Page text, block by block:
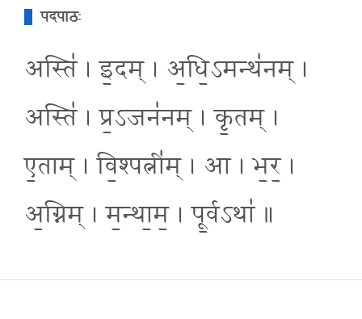
पदपाठः
अस्ति॑ । इ॒दम् । अ॒धि॒ऽमन्थ॑नम् ।
अस्ति॑ । प्र॒ऽजन॑नम् । कृ॒तम् ।
ए॒ताम् । वि॒श्पत्नी॑म् । आ । भ॒र॒ ।
अ॒ग्निम् । म॒न्था॒म॒ । पू॒र्वऽथा॑ ॥